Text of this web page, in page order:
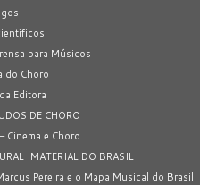
para Músicos
do Choro
Editora
DE CHORO
Cinema e Choro
IMATERIAL DO BRASIL
Pereira e o Mapa Musical do Brasil